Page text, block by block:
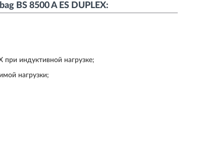
BS 8500 A ES DUPLEX:
индуктивной нагрузке;
нагрузки;